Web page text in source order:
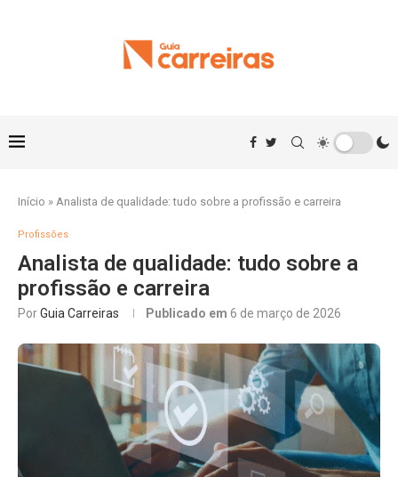
Início » Analista de qualidade: tudo sobre a profissão e carreira
Profissões
Analista de qualidade: tudo sobre a
profissão e carreira
PorGuia Carreiras Publicado em 6 de março de 2026